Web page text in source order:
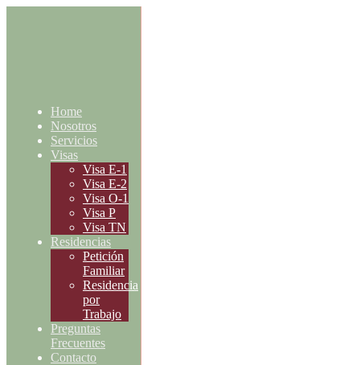
Home
Nosotros
Servicios
Visas
Visa E-1
Visa E-2
Visa O-1
Visa P
Visa TN
Residencias
Petición
Familiar
Residencia
por
Trabajo
Preguntas
Frecuentes
Contacto